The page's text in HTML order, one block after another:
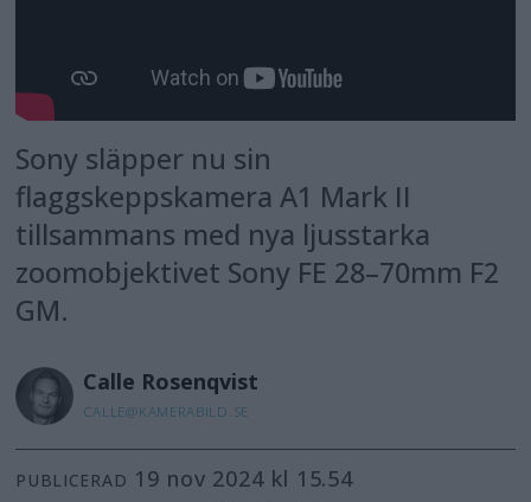
Sony släpper nu sin
flaggskeppskamera A1 Mark II
tillsammans med nya ljusstarka
zoomobjektivet Sony FE 28–70mm F2
GM.
Calle Rosenqvist
CALLE@KAMERABILD.SE
PUBLICERAD 19 nov 2024 kl 15.54